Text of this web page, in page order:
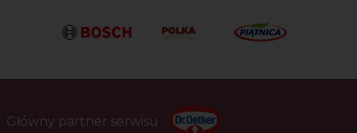
Główny partner serwisu